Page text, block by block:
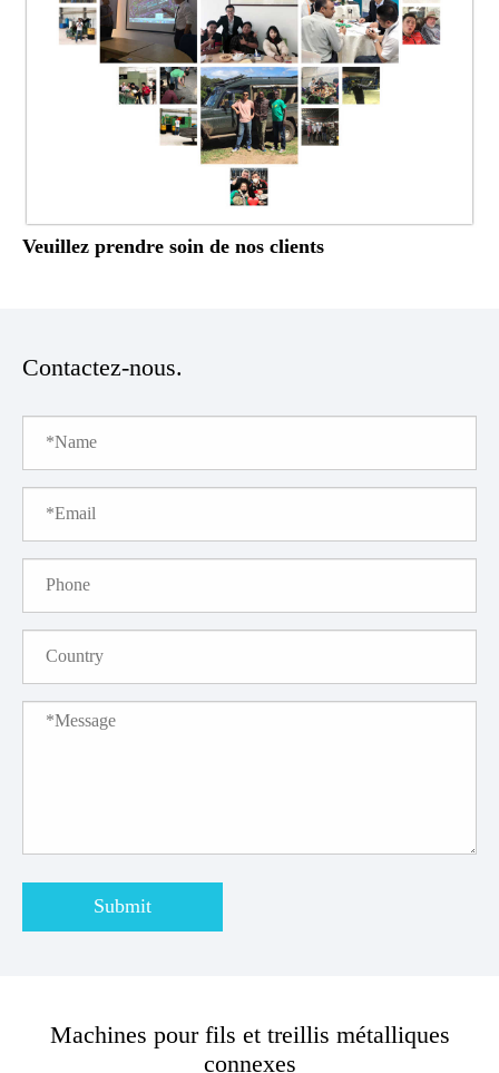
Veuillez prendre soin de nos clients
Contactez-nous.
Submit
Machines pour fils et treillis métalliques
connexes